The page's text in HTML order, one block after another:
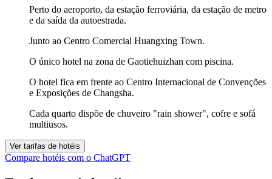
Perto do aeroporto, da estação ferroviária, da estação de metro
e da saída da autoestrada.
Junto ao Centro Comercial Huangxing Town.
O único hotel na zona de Gaotiehuizhan com piscina.
O hotel fica em frente ao Centro Internacional de Convenções
e Exposições de Changsha.
Cada quarto dispõe de chuveiro "rain shower", cofre e sofá
multiusos.
Ver tarifas de hotéis
Compare hotéis com o ChatGPT